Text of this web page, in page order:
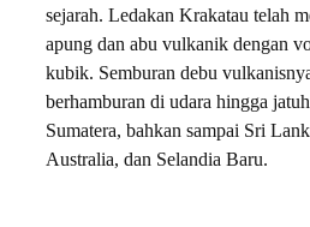
sejarah. Ledakan Krakatau telah
apung dan abu vulkanik dengan
kubik. Semburan debu
berhamburan di udara hingga
Sumatera, bahkan sampai Sri
Australia, dan Selandia Baru.